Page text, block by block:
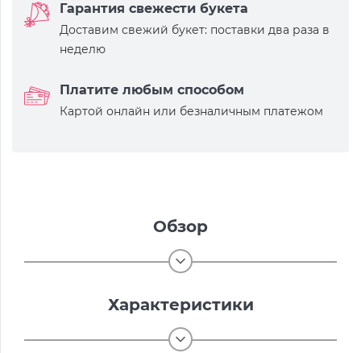
Гарантия свежести букета
Доставим свежий букет: поставки два раза в
неделю
Платите любым способом
Картой онлайн или безналичным платежом
Обзор
Характеристики